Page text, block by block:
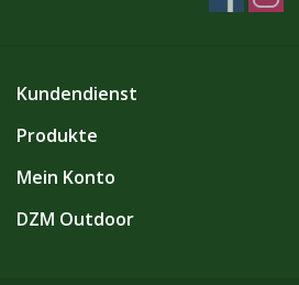
Kundendienst
Produkte
Mein Konto
DZM Outdoor